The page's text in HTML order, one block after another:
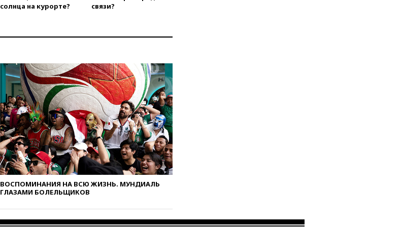
взорвался вблизи
вчера, 15:25При атаке БПЛА в
вчера, 14:54В Аргентине умер
отец футболиста Лионеля
Месси
вчера, 14:43 Турция
ограничила судоходство в
Черном море
вчера, 14:20 Генпрокурором
США стал Тодд Бланш
вчера, 13:37Пляжи
Геленджика закрыты из-за
вчера, 13:03
солнца на курорте?
связи?
ВОСПОМИНАНИЯ НА ВСЮ ЖИЗНЬ. МУНДИАЛЬ
ГЛАЗАМИ БОЛЕЛЬЩИКОВ